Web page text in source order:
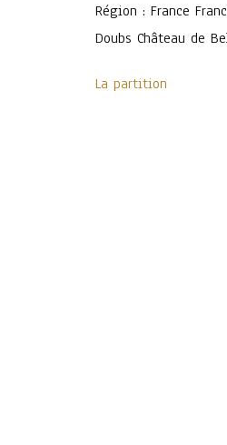
Région : France
Doubs Château de
La partition